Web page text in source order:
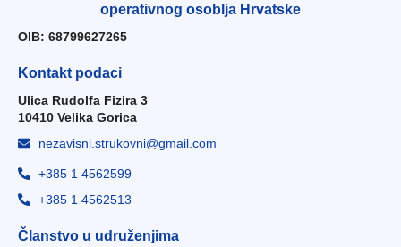
operativnog osoblja Hrvatske
OIB: 68799627265
Kontakt podaci
Ulica Rudolfa Fizira 3
10410 Velika Gorica
nezavisni.strukovni@gmail.com
+385 1 4562599
+385 1 4562513
Članstvo u udruženjima